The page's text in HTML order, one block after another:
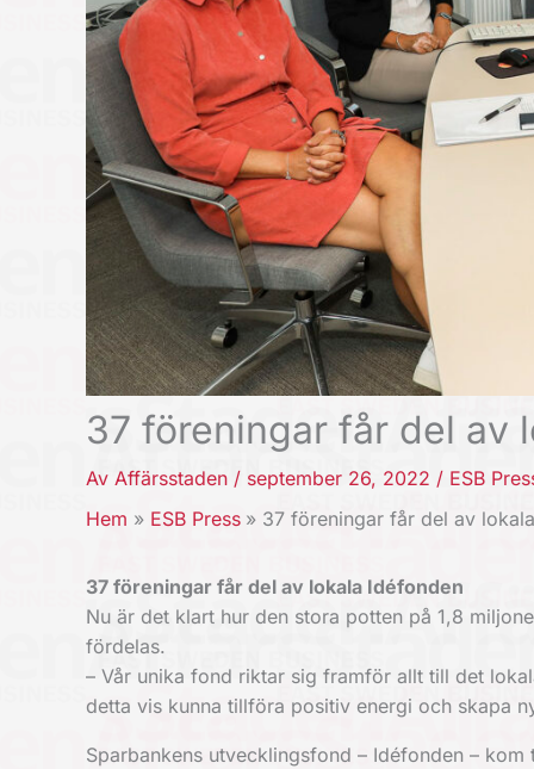
37 föreningar får del av
Av Affärsstaden / september 26, 2022 / ESB
Hem
ESB Press 37 föreningar får del av
37 föreningar får del av lokala Idéfonden
Nu är det klart hur den stora potten på 1,8
fördelas.
– Vår unika fond riktar sig framför allt till det
detta vis kunna tillföra positiv energi och skapa
Sparbankens utvecklingsfond – Idéfonden –